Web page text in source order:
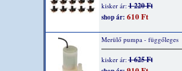
kisker ár:1 220 Ft
shop ár: 610 Ft
Merülő pumpa - függőleges
kisker ár:1 625 Ft